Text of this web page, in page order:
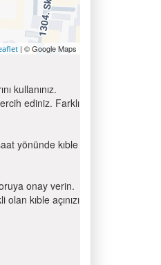
| © Google Maps
kullanınız.
ediniz. Farklı
yönünde kıble
onay verin.
kıble açınızı